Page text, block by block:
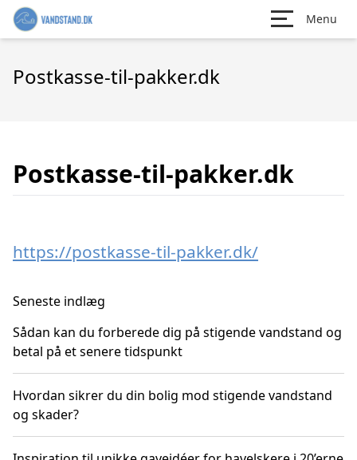
Menu
Postkasse-til-pakker.dk
Postkasse-til-pakker.dk
https://postkasse-til-pakker.dk/
Seneste indlæg
Sådan kan du forberede dig på stigende vandstand og
betal på et senere tidspunkt
Hvordan sikrer du din bolig mod stigende vandstand
og skader?